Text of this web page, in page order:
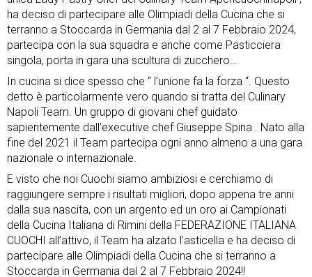
ha deciso di partecipare alle Olimpiadi della Cucina che si
terranno a Stoccarda in Germania dal 2 al 7 Febbraio 2024,
partecipa con la sua squadra e anche come Pasticciera
singola, porta in gara una scultura di zucchero…
In cucina si dice spesso che “ l’unione fa la forza “. Questo
detto è particolarmente vero quando si tratta del Culinary
Napoli Team. Un gruppo di giovani chef guidato
sapientemente dall’executive chefGiuseppe Spina . Nato alla
fine del 2021 il Team partecipa ogni anno almeno a una gara
nazionale o internazionale.
E visto che noi Cuochi siamo ambiziosi e cerchiamo di
raggiungere sempre i risultati migliori, dopo appena tre anni
dalla sua nascita, con un argento ed un oro ai Campionati
della Cucina Italiana di Rimini della FEDERAZIONE ITALIANA
CUOCHI all’attivo, il Team ha alzato l’asticella e ha deciso di
partecipare alle Olimpiadi della Cucina che si terranno a
Stoccarda in Germania dal 2 al 7 Febbraio 2024!!